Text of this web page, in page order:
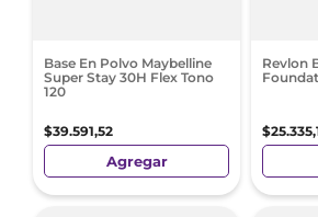
Base En Polvo Maybelline
Super Stay 30H Flex Tono
120
$39.591,52
Agregar
Revlon
$25.335,